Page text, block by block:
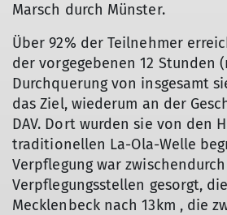
Marsch durch Münster.
Über 92% der Teilnehmer
der vorgegebenen 12 Stunden
Durchquerung von insgesamt
das Ziel, wiederum an der
DAV. Dort wurden sie von den
traditionellen La-Ola-Welle
Verpflegung war
Verpflegungsstellen gesorgt,
Mecklenbeck nach 13km , die